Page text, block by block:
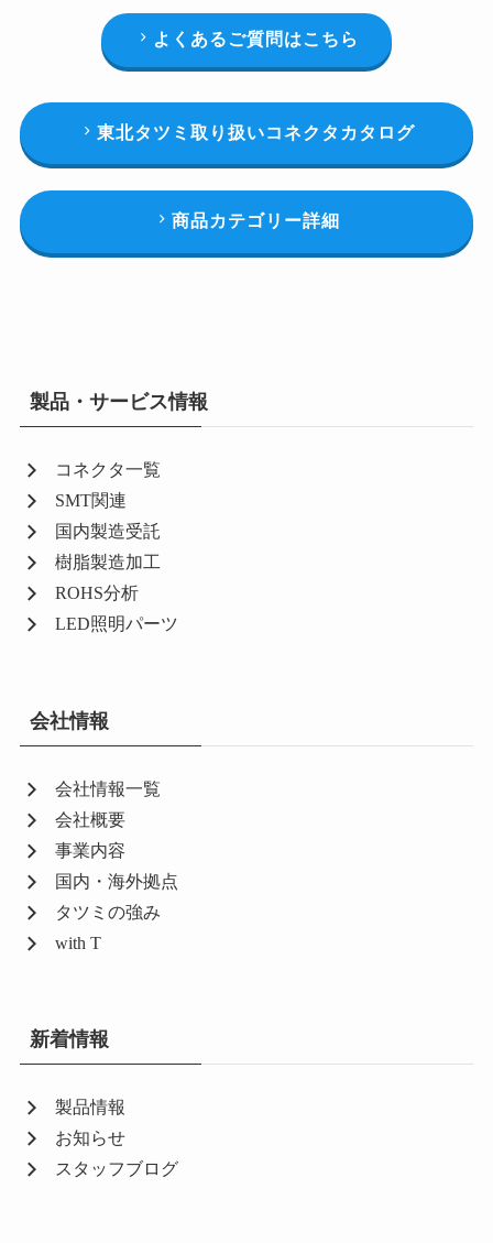
よくあるご質問はこちら
東北タツミ取り扱いコネクタカタログ
商品カテゴリー詳細
製品・サービス情報
コネクタ一覧
SMT関連
国内製造受託
樹脂製造加工
ROHS分析
LED照明パーツ
会社情報
会社情報一覧
会社概要
事業内容
国内・海外拠点
タツミの強み
with T
新着情報
製品情報
お知らせ
スタッフブログ